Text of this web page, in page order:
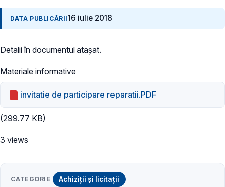
DATA PUBLICĂRII16 iulie 2018
Detalii în documentul atașat.
Materiale informative
invitatie de participare reparatii.PDF
(299.77 KB)
3 views
CATEGORIE Achiziții și licitații